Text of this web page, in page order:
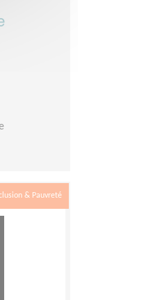
& Pauvreté